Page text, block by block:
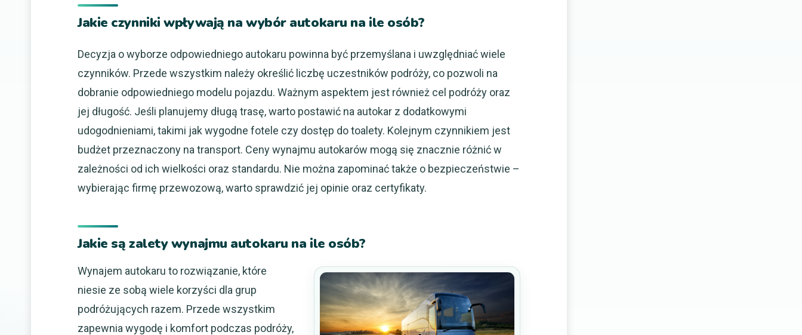
Jakie czynniki wpływają na wybór autokaru na ile osób?
Decyzja o wyborze odpowiedniego autokaru powinna być przemyślana i uwzględniać wiele
czynników. Przede wszystkim należy określić liczbę uczestników podróży, co pozwoli na
dobranie odpowiedniego modelu pojazdu. Ważnym aspektem jest również cel podróży oraz
jej długość. Jeśli planujemy długą trasę, warto postawić na autokar z dodatkowymi
udogodnieniami, takimi jak wygodne fotele czy dostęp do toalety. Kolejnym czynnikiem jest
budżet przeznaczony na transport. Ceny wynajmu autokarów mogą się znacznie różnić w
zależności od ich wielkości oraz standardu. Nie można zapominać także o bezpieczeństwie –
wybierając firmę przewozową, warto sprawdzić jej opinie oraz certyfikaty.
Jakie są zalety wynajmu autokaru na ile osób?
Wynajem autokaru to rozwiązanie, które
niesie ze sobą wiele korzyści dla grup
podróżujących razem. Przede wszystkim
zapewnia wygodę i komfort podczas podróży,